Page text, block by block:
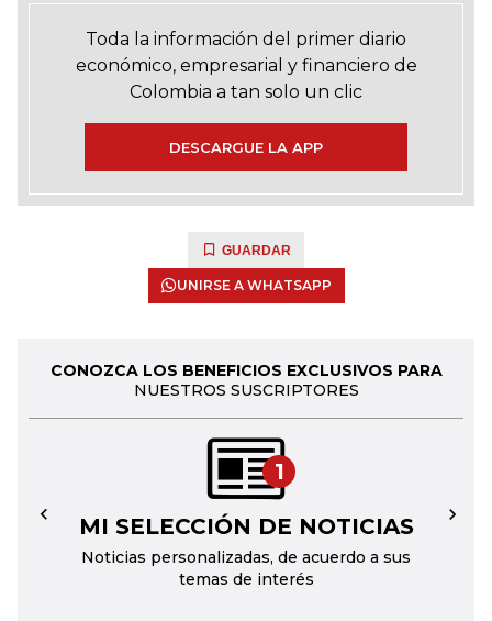
Toda la información del primer diario
económico, empresarial y financiero de
Colombia a tan solo un clic
DESCARGUE LA APP
GUARDAR
UNIRSE A WHATSAPP
CONOZCA LOS BENEFICIOS EXCLUSIVOS PARA
NUESTROS SUSCRIPTORES
1
MI SELECCIÓN DE NOTICIAS
Noticias personalizadas, de acuerdo a sus
temas de interés
← →